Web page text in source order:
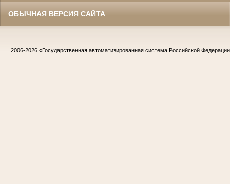
ОБЫЧНАЯ ВЕРСИЯ САЙТА
2006-2026 «Государственная автоматизированная система Российской